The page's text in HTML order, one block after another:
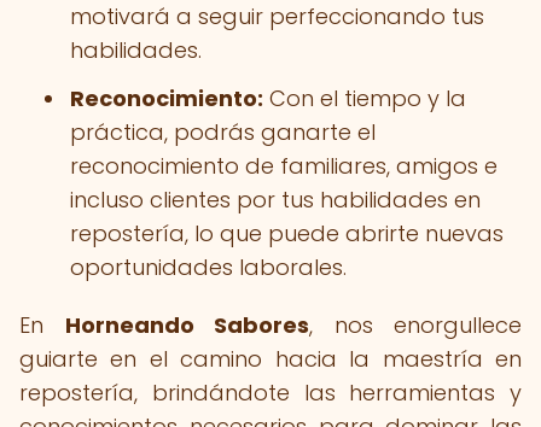
motivará a seguir perfeccionando tus
habilidades.
Reconocimiento: Con el tiempo y la
práctica, podrás ganarte el
reconocimiento de familiares, amigos e
incluso clientes por tus habilidades en
repostería, lo que puede abrirte nuevas
oportunidades laborales.
En Horneando Sabores, nos enorgullece
guiarte en el camino hacia la maestría en
repostería, brindándote las herramientas y